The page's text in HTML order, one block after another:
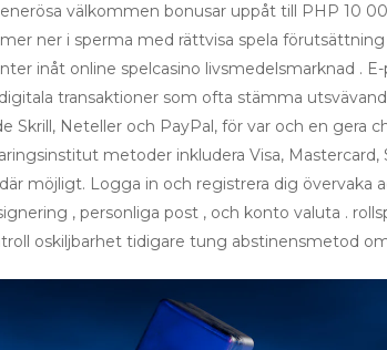
välkommen bonusar uppåt till PHP 10
ner i sperma med rättvisa spela
inåt online spelcasino livsmedelsmarknad .
transaktioner som ofta stämma
Skrill, Neteller och PayPal, för var och en
metoder inkludera Visa,
möjligt. Logga in och registrera dig övervaka
, personliga post , och konto valuta .
oskiljbarhet tidigare tung abstinensmetod